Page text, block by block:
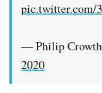
pic.twitter.com/
— Philip
2020